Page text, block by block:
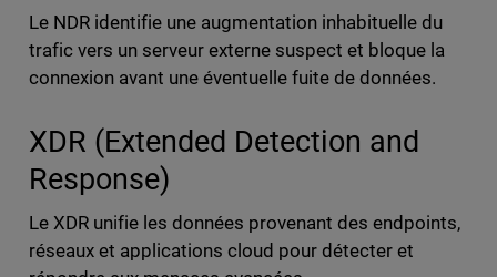
Le NDR identifie une augmentation inhabituelle du
trafic vers un serveur externe suspect et bloque la
connexion avant une éventuelle fuite de données.
XDR (Extended Detection and
Response)
Le XDR unifie les données provenant des endpoints,
réseaux et applications cloud pour détecter et